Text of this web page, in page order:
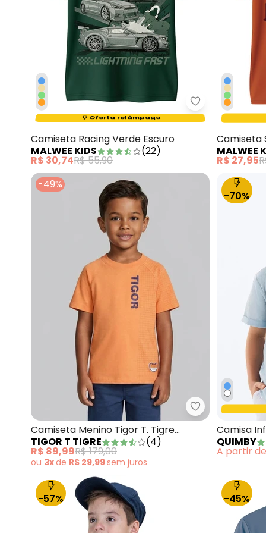
Malwee Kids -
Oferta relâmpago
Termina em:15:42:47
Camiseta Racing Verde Escuro
MALWEE KIDS
(22)
R$ 30,74R$ 55,90
Camiseta
MALWEE
R$ 27,95
-49%
Tigor T Tigre -
Camiseta Menino Tigor T. Tigre
Laranja
TIGOR T TIGRE (4)
R$ 89,99R$ 179,00
ou 3xde R$ 29,99sem juros
-70%
Camisa
QUIMBY
A partir de
-57% -45%